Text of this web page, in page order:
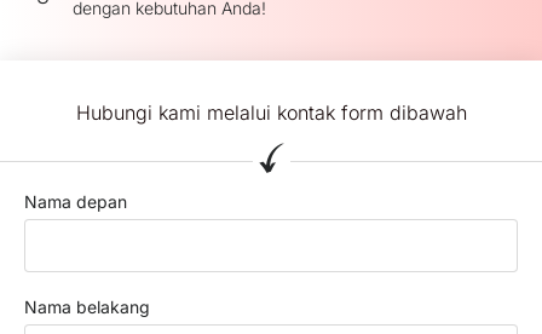
dengan kebutuhan Anda!
Hubungi kami melalui kontak form dibawah
Nama depan
Nama belakang